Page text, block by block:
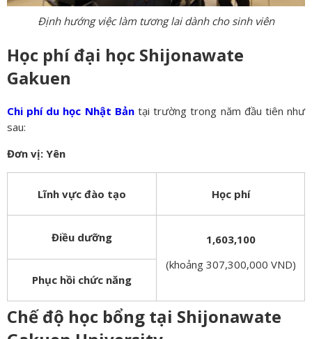
Định hướng việc làm tương lai dành cho sinh viên
Học phí đại học Shijonawate
Gakuen
Chi phí du học Nhật Bảntại trường trong năm đầu tiên như
sau:
Đơn vị: Yên
Lĩnh vực đào tạo Học phí
Điều dưỡng
1,603,100
(khoảng 307,300,000 VND)
Phục hồi chức năng
Chế độ học bổng tại Shijonawate